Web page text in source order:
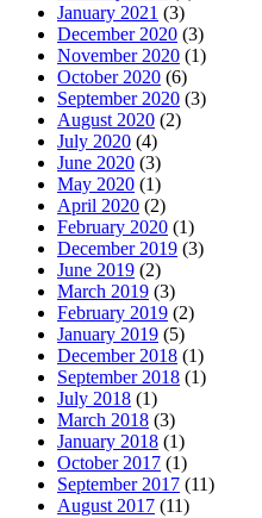
January 2021 (3)
December 2020 (3)
November 2020 (1)
October 2020 (6)
September 2020 (3)
August 2020 (2)
July 2020 (4)
June 2020 (3)
May 2020 (1)
April 2020 (2)
February 2020 (1)
December 2019 (3)
June 2019 (2)
March 2019 (3)
February 2019 (2)
January 2019 (5)
December 2018 (1)
September 2018 (1)
July 2018 (1)
March 2018 (3)
January 2018 (1)
October 2017 (1)
September 2017 (11)
August 2017 (11)